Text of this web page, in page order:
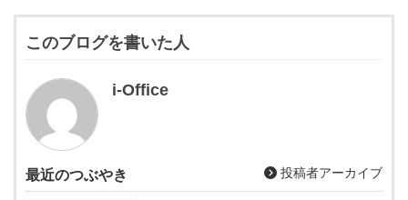
このブログを書いた人
i-Office
最近のつぶやき 投稿者アーカイブ